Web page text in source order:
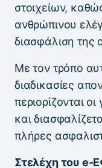
στοιχείων,
ανθρώπινου
διασφάλιση της
Με τον τρόπο
διαδικασίες
περιορίζονται
και
πλήρες
Στελέχη του e-